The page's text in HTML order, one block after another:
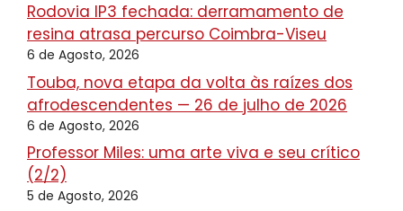
Rodovia IP3 fechada: derramamento de
resina atrasa percurso Coimbra-Viseu
6 de Agosto, 2026
Touba, nova etapa da volta às raízes dos
afrodescendentes — 26 de julho de 2026
6 de Agosto, 2026
Professor Miles: uma arte viva e seu crítico
(2/2)
5 de Agosto, 2026